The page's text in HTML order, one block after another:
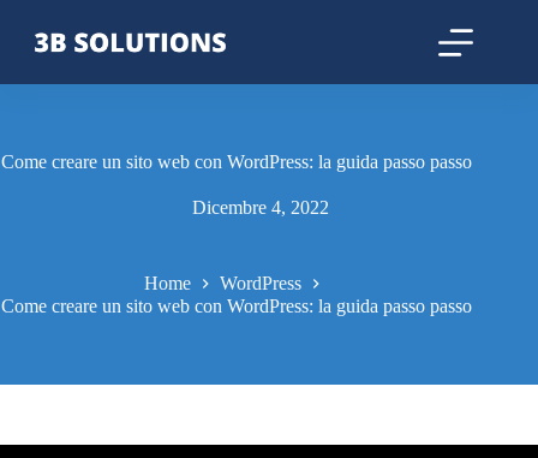
Come creare un sito web con WordPress: la guida passo passo
Dicembre 4, 2022
Home
WordPress
Come creare un sito web con WordPress: la guida passo passo